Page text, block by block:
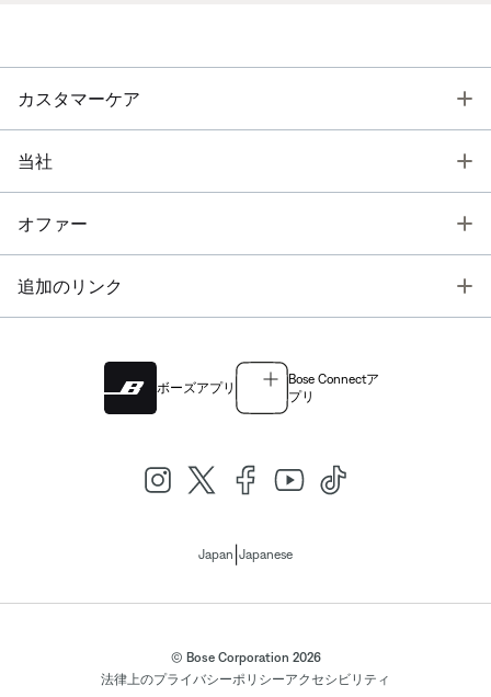
カスタマーケア
当社
オファー
追加のリンク
ボーズアプリ
Bose Connectア
プリ
Japan Japanese
© Bose Corporation 2026
法律上のプライバシーポリシーアクセシビリティ